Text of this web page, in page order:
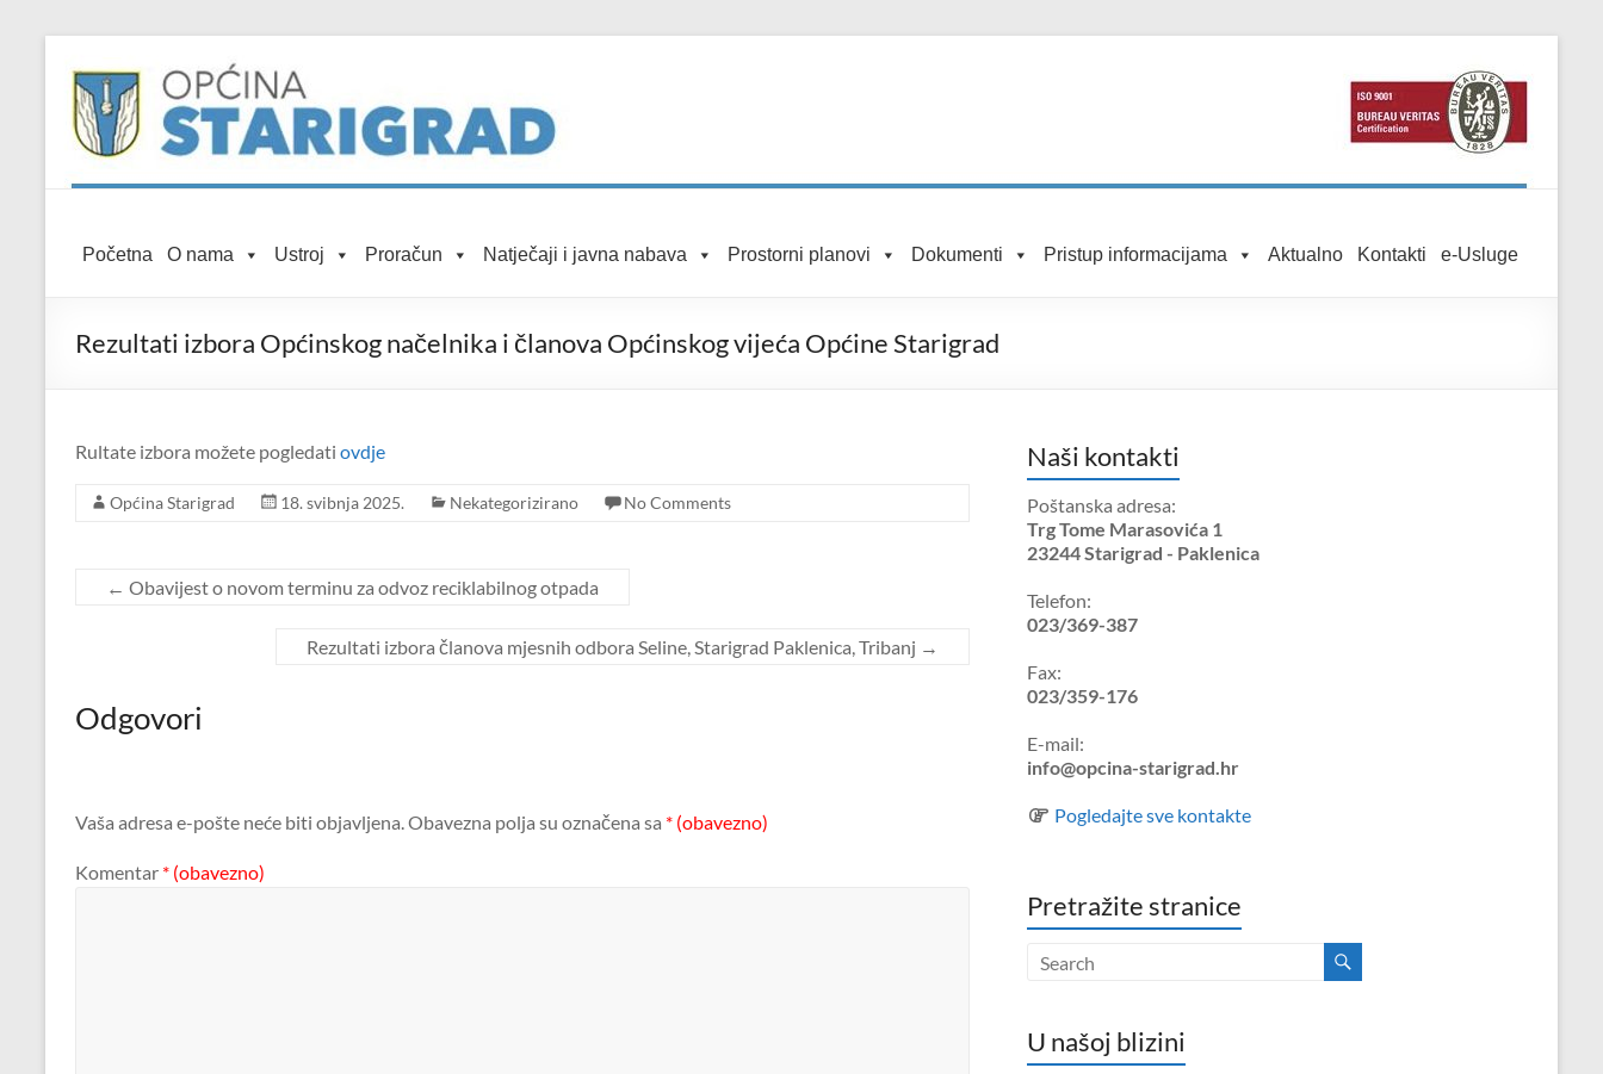
content
Općina
Službena
mrežna
Početna O nama Ustroj Proračun Natječaji i javna nabava Prostorni planovi Dokumenti Pristup informacijama Aktualno Kontakti e-Usluge
Rezultati izbora Općinskog načelnika i članova Općinskog vijeća Općine Starigrad
Rultate izbora možete pogledati ovdje
Općina Starigrad 18. svibnja 2025. Nekategorizirano No Comments
← Obavijest o novom terminu za odvoz reciklabilnog otpada
Rezultati izbora članova mjesnih odbora Seline, Starigrad Paklenica, Tribanj →
Odgovori
Vaša adresa e-pošte neće biti objavljena.Obavezna polja su označena sa * (obavezno)
Komentar * (obavezno)
Naši kontakti
Poštanska adresa:
Trg Tome Marasovića 1
23244 Starigrad - Paklenica
Telefon:
023/369-387
Fax:
023/359-176
E-mail:
info@opcina-starigrad.hr
Pogledajte sve kontakte
Pretražite stranice
U našoj blizini